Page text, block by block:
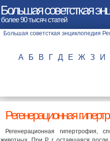
Большая советсткая
более 90 тысяч статей
А Б В Г Д Е Ж З И
Регенерационная
Регенерационная гипертрофия,